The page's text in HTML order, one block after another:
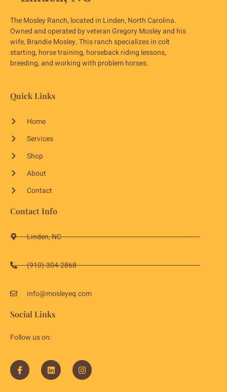
The Mosley Ranch, located in Linden, North Carolina.
Owned and operated by veteran Gregory Mosley and his
wife, Brandie Mosley. This ranch specializes in colt
starting, horse training, horseback riding lessons,
breeding, and working with problem horses.
Quick Links
Home
Services
Shop
About
Contact
Contact Info
Linden, NC
(910)-304-2868
info@mosleyeq.com
Social Links
Follow us on: